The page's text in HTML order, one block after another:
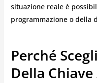
situazione reale è
programmazione o della
Perché
Della